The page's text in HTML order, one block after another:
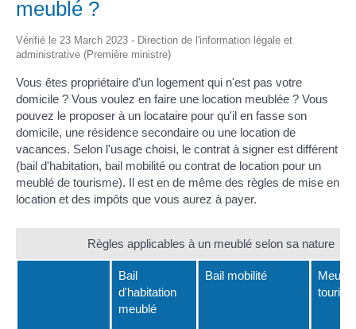
meublé ?
Vérifié le 23 March 2023 - Direction de l'information légale et
administrative (Première ministre)
Vous êtes propriétaire d'un logement qui n'est pas votre
domicile ? Vous voulez en faire une location meublée ? Vous
pouvez le proposer à un locataire pour qu'il en fasse son
domicile, une résidence secondaire ou une location de
vacances. Selon l'usage choisi, le contrat à signer est différent
(bail d'habitation, bail mobilité ou contrat de location pour un
meublé de tourisme). Il est en de même des règles de mise en
location et des impôts que vous aurez à payer.
Règles applicables à un meublé selon sa nature
Bail
d'habitation
meublé
Bail mobilité